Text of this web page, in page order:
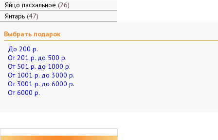
Яйцо пасхальное 26
Янтарь 47
Выбрать подарок
До 200 р.
От 201 р. до 500 р.
От 501 р. до 1000 р.
От 1001 р. до 3000 р.
От 3001 р. до 6000 р.
От 6000 р.